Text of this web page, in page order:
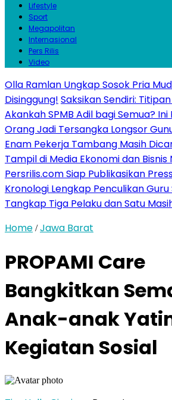
Lifestyle
Sport
Megapolitan
Internasional
Pers Rilis
Video
Olla Ramlan Ungkap Sosok Pria
Disinggung! Saksikan Sendiri:
Akankah SPMB Adil bagi Semua?
Orang Jadi Tersangka Longsor
Enam Pekerja Tambang Masih
Tampil di Media Ekonomi dan Bisnis
Persrilis.com Siap Publikasikan
Kronologi Lengkap Penculikan Guru
Tangkap Tiga Pelaku dan Satu
Home /Jawa Barat
PROPAMI Care
Bangkitkan
Anak-anak
Kegiatan Sosial